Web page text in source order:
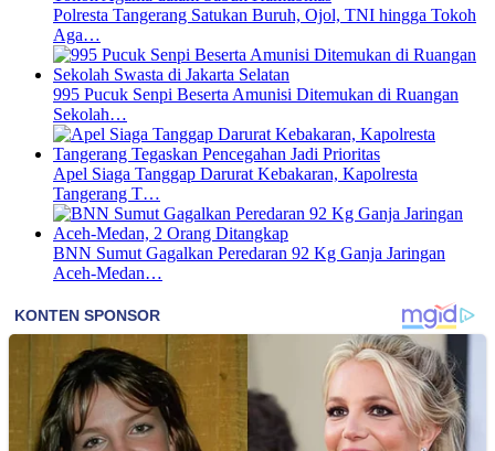
Polresta Tangerang Satukan Buruh, Ojol, TNI hingga Tokoh
Aga…
995 Pucuk Senpi Beserta Amunisi Ditemukan di Ruangan
Sekolah…
Apel Siaga Tanggap Darurat Kebakaran, Kapolresta
Tangerang T…
BNN Sumut Gagalkan Peredaran 92 Kg Ganja Jaringan
Aceh-Medan…